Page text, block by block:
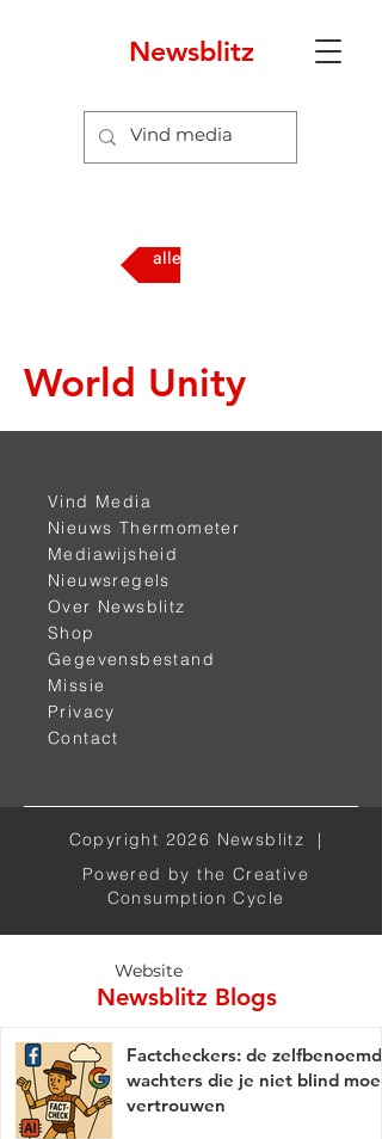
Newsblitz
alle media
World Unity
< vorige
Alle kanalen
Website
Newsblitz Blogs
Factcheckers: de zelfbenoemde
wachters die je niet blind moet
vertrouwen
Vind Media
Nieuws Thermometer
Mediawijsheid
Nieuwsregels
Over Newsblitz
Shop
Gegevensbestand
Missie
Privacy
Contact
Copyright 2026 Newsblitz |
Powered by the Creative
Consumption Cycle